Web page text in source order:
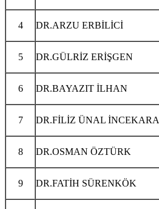
4 DR.ARZU ERBİLİCİ
5 DR.GÜLRİZ ERİŞGEN
6 DR.BAYAZIT İLHAN
7 DR.FİLİZ ÜNAL İNCEKARA
8 DR.OSMAN ÖZTÜRK
9 DR.FATİH SÜRENKÖK